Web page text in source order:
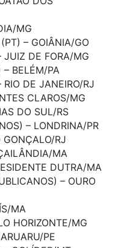
MG
– GOIÂNIA/GO
DE FORA/MG
BELÉM/PA
DE JANEIRO/RJ
CLAROS/MG
DO SUL/RS
– LONDRINA/PR
RJ
MA
DUTRA/MA
– OURO
MA
HORIZONTE/MG
PE